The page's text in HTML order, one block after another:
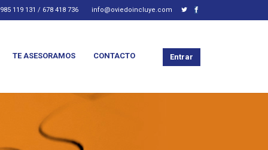
985 119 131 / 678 418 736 info@oviedoincluye.com
TE ASESORAMOS CONTACTO Entrar